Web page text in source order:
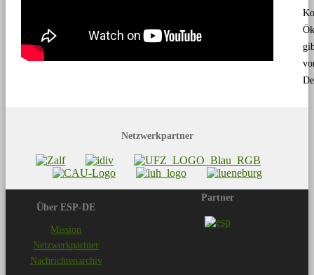
Netzwerkpartner
Über ESP-DE
Mission
Netzwerkpartner
Nachrichtenarchiv
Partner